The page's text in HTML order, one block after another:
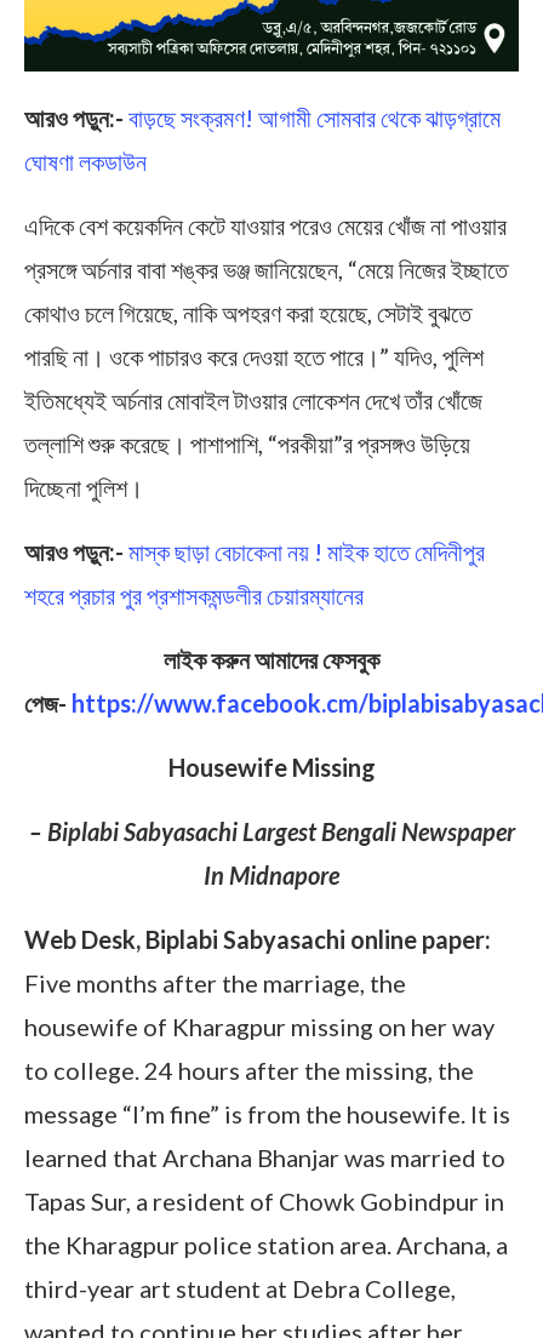
আরও পড়ুন:- বাড়ছে সংক্রমণ! আগামী সোমবার থেকে ঝাড়গ্রামে
ঘোষণা লকডাউন
এদিকে বেশ কয়েকদিন কেটে যাওয়ার পরেও মেয়ের খোঁজ না পাওয়ার
প্রসঙ্গে অর্চনার বাবা শঙ্কর ভঞ্জ জানিয়েছেন, “মেয়ে নিজের ইচ্ছাতে
কোথাও চলে গিয়েছে, নাকি অপহরণ করা হয়েছে, সেটাই বুঝতে
পারছি না। ওকে পাচারও করে দেওয়া হতে পারে।” যদিও, পুলিশ
ইতিমধ্যেই অর্চনার মোবাইল টাওয়ার লোকেশন দেখে তাঁর খোঁজে
তল্লাশি শুরু করেছে। পাশাপাশি, “পরকীয়া”র প্রসঙ্গও উড়িয়ে
দিচ্ছেনা পুলিশ।
আরও পড়ুন:- মাস্ক ছাড়া বেচাকেনা নয় ! মাইক হাতে মেদিনীপুর
শহরে প্রচার পুর প্রশাসকমন্ডলীর চেয়ারম্যানের
লাইক করুন আমাদের ফেসবুক
পেজ- https://www.facebook.cm/
Housewife Missing
– Biplabi Sabyasachi Largest Bengali Newspaper
In Midnapore
Web Desk, Biplabi Sabyasachi online paper:
Five months after the marriage, the
housewife of Kharagpur missing on her way
to college. 24 hours after the missing, the
message “I’m fine” is from the housewife. It is
learned that Archana Bhanjar was married to
Tapas Sur, a resident of Chowk Gobindpur in
the Kharagpur police station area. Archana, a
third-year art student at Debra College,
wanted to continue her studies after her